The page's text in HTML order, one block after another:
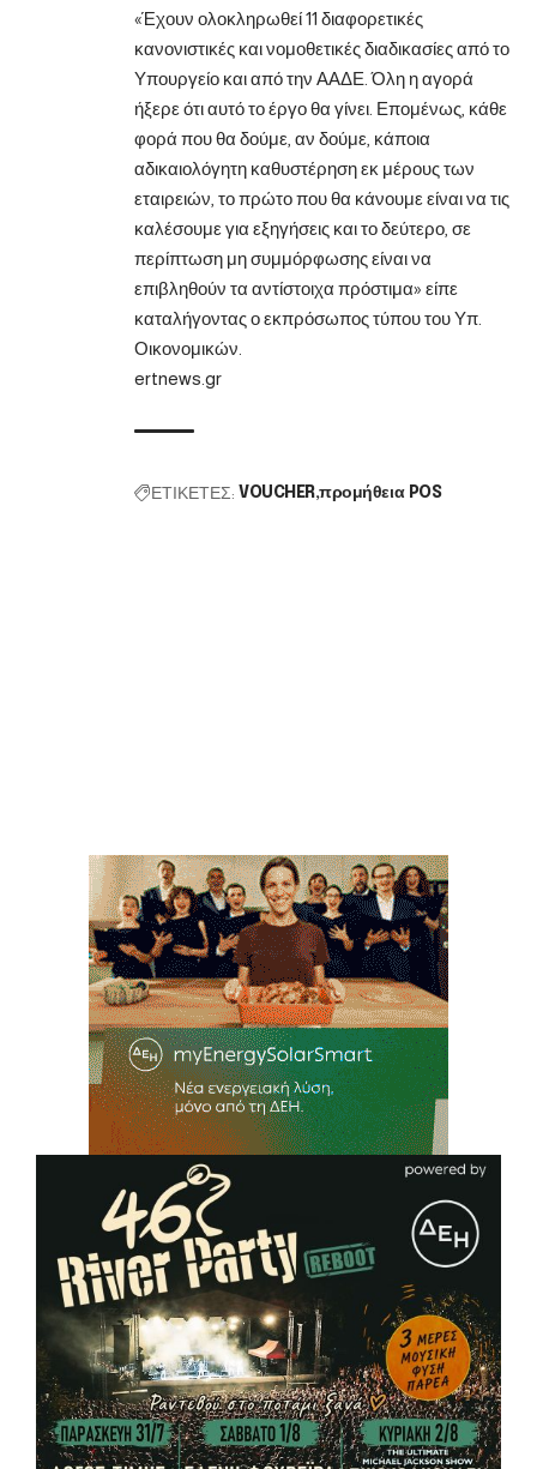
«Έχουν ολοκληρωθεί 11 διαφορετικές
κανονιστικές και νομοθετικές διαδικασίες από το
Υπουργείο και από την ΑΑΔΕ. Όλη η αγορά
ήξερε ότι αυτό το έργο θα γίνει. Επομένως, κάθε
φορά που θα δούμε, αν δούμε, κάποια
αδικαιολόγητη καθυστέρηση εκ μέρους των
εταιρειών, το πρώτο που θα κάνουμε είναι να τις
καλέσουμε για εξηγήσεις και το δεύτερο, σε
περίπτωση μη συμμόρφωσης είναι να
επιβληθούν τα αντίστοιχα πρόστιμα» είπε
καταλήγοντας ο εκπρόσωπος τύπου του Υπ.
Οικονομικών.
ertnews.gr
ΕΤΙΚΕΤΕΣ: VOUCHER προμήθεια POS